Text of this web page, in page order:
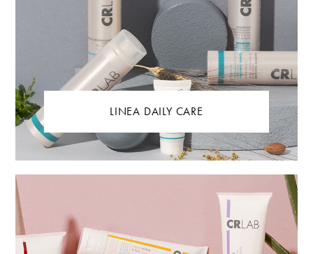
LINEA DAILY CARE